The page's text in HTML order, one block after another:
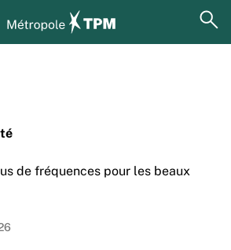
de fréquences pour les beaux